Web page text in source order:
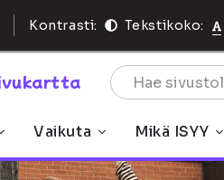
Kontrasti: Tekstikoko:
Vaikuta Mikä ISYY